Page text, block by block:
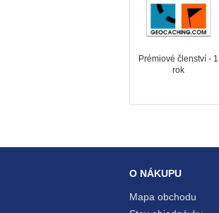
Prémiové členství - 1
rok
O NÁKUPU
Mapa obchodu